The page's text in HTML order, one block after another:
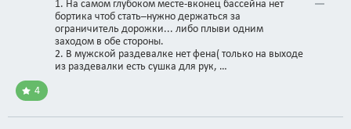
1. На самом глубоком месте-вконец бассейна нет
бортика чтоб стать–нужно держаться за
ограничитель дорожки... либо плыви одним
заходом в обе стороны.
2. В мужской раздевалке нет фена( только на выходе
из раздевалки есть сушка для рук, …
4